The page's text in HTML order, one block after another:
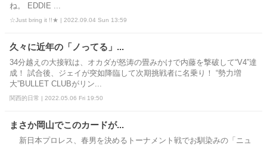
ね。 EDDIE ...
☆Just bring it !!★ | 2022.09.04 Sun 13:59
久々に近年の「ノってる」...
34分越えの大接戦は、オカダが怒涛の畳みかけで内藤を撃破して“V4”達
成！ 試合後、ジェイが突如降臨して次期挑戦者に名乗り！ “勢力増
大”BULLET CLUBがリン...
関西的日常 | 2022.05.06 Fri 19:50
まさか岡山でこのカードが...
新日本プロレス、春男を決めるトーナメント戦でお馴染みの「ニュ